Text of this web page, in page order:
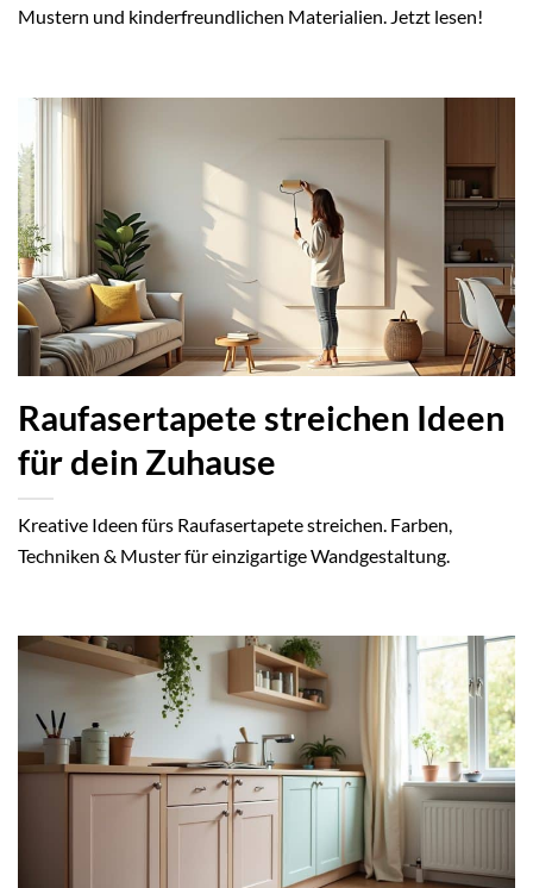
Mustern und kinderfreundlichen Materialien. Jetzt lesen!
Raufasertapete streichen Ideen
für dein Zuhause
Kreative Ideen fürs Raufasertapete streichen. Farben,
Techniken & Muster für einzigartige Wandgestaltung.